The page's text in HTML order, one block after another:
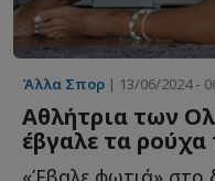
Άλλα Σπορ | 13/06/2024 -
Αθλήτρια των
έβγαλε τα